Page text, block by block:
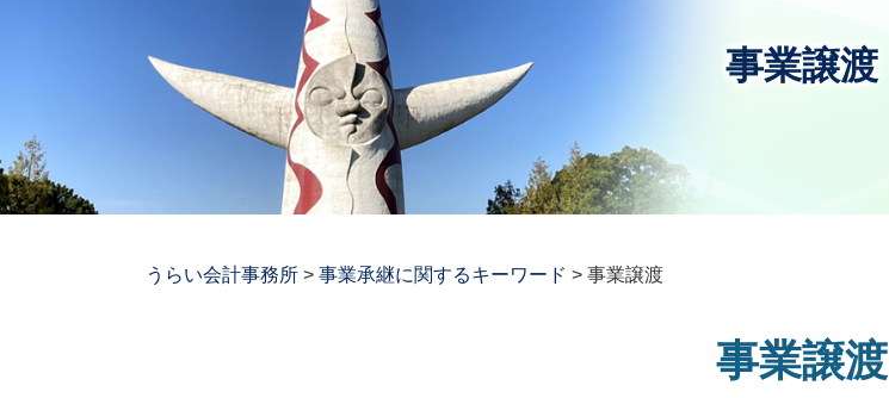
事業譲渡
うらい会計事務所 > 事業承継に関するキーワード > 事業譲渡
事業譲渡